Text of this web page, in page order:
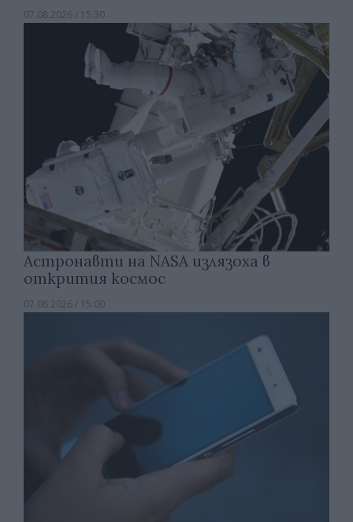
07.08.2026 / 15:30
Астронавти на NASA излязоха в
открития космос
07.08.2026 / 15:00